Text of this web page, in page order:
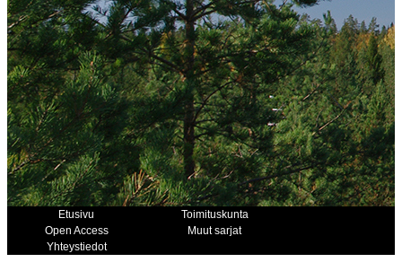
Etusivu
Toimituskunta
Open Access
Muut sarjat
Yhteystiedot